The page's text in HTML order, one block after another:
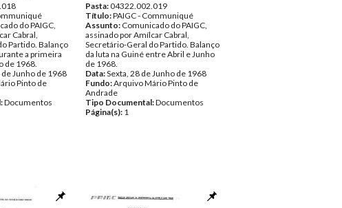
do PAIGC,
Cabral,
Partido. Balanço
a primeira
de 1968.
de Junho de 1968
Pinto de
Documentos
Pasta:04322.002.019
Título:PAIGC - Communiqué
Assunto: Comunicado do PAIGC,
assinado por Amílcar Cabral,
Secretário-Geral do Partido. Balanço
da luta na Guiné entre Abril e Junho
de 1968.
Data:Sexta, 28 de Junho de 1968
Fundo:Arquivo Mário Pinto de
Andrade
Tipo Documental:Documentos
Página(s): 1